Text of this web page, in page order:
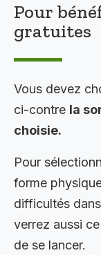
Pour
gratuites
Vous devez
ci-contre la
choisie.
Pour
forme
difficultés
verrez aussi
de se lancer.